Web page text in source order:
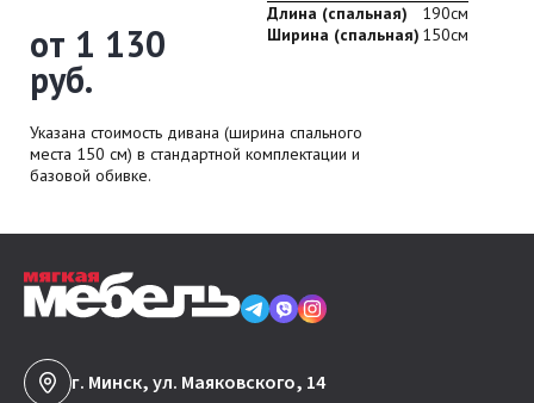
от 1 130
руб.
Длина (спальная)
190см
Ширина (спальная) 150см
Указана стоимость дивана (ширина спального
места 150 см) в стандартной комплектации и
базовой обивке.
г. Минск, ул. Маяковского, 14